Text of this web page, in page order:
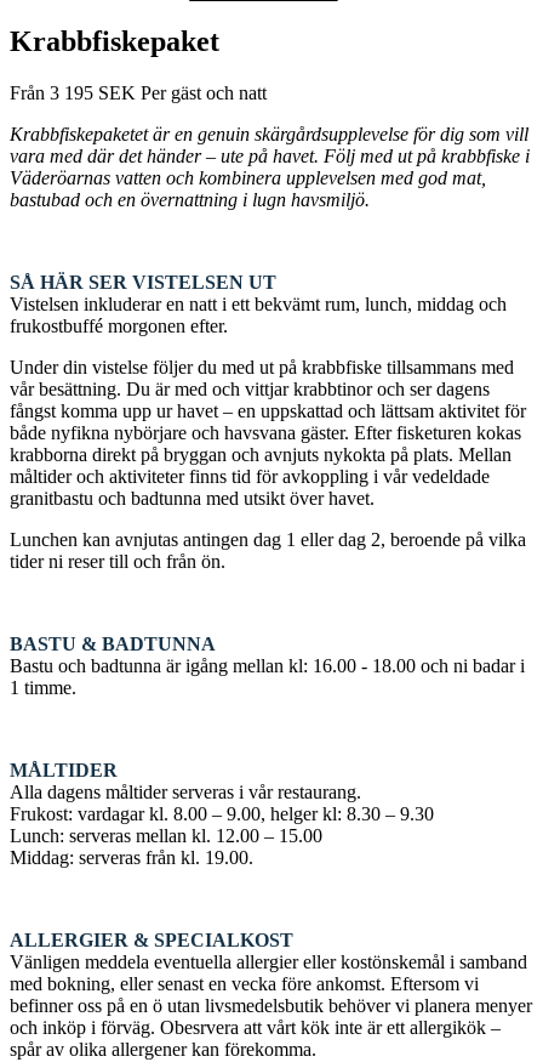
Krabbfiskepaket
Från 3 195 SEK Per gäst och natt
Krabbfiskepaketet är en genuin skärgårdsupplevelse för dig som vill
vara med där det händer – ute på havet. Följ med ut på krabbfiske i
Väderöarnas vatten och kombinera upplevelsen med god mat,
bastubad och en övernattning i lugn havsmiljö.
SÅ HÄR SER VISTELSEN UT
Vistelsen inkluderar en natt i ett bekvämt rum, lunch, middag och
frukostbuffé morgonen efter.
Under din vistelse följer du med ut på krabbfiske tillsammans med
vår besättning. Du är med och vittjar krabbtinor och ser dagens
fångst komma upp ur havet – en uppskattad och lättsam aktivitet för
både nyfikna nybörjare och havsvana gäster. Efter fisketuren kokas
krabborna direkt på bryggan och avnjuts nykokta på plats. Mellan
måltider och aktiviteter finns tid för avkoppling i vår vedeldade
granitbastu och badtunna med utsikt över havet.
Lunchen kan avnjutas antingen dag 1 eller dag 2, beroende på vilka
tider ni reser till och från ön.
BASTU & BADTUNNA
Bastu och badtunna är igång mellan kl: 16.00 - 18.00 och ni badar i
1 timme.
MÅLTIDER
Alla dagens måltider serveras i vår restaurang.
Frukost: vardagar kl. 8.00 – 9.00, helger kl: 8.30 – 9.30
Lunch: serveras mellan kl. 12.00 – 15.00
Middag: serveras från kl. 19.00.
ALLERGIER & SPECIALKOST
Vänligen meddela eventuella allergier eller kostönskemål i samband
med bokning, eller senast en vecka före ankomst. Eftersom vi
befinner oss på en ö utan livsmedelsbutik behöver vi planera menyer
och inköp i förväg. Obesrvera att vårt kök inte är ett allergikök –
spår av olika allergener kan förekomma.